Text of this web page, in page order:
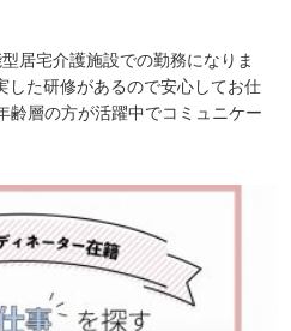
居宅介護施設での勤務になりま
した研修があるので安心してお仕
齢層の方が活躍中でコミュニケー